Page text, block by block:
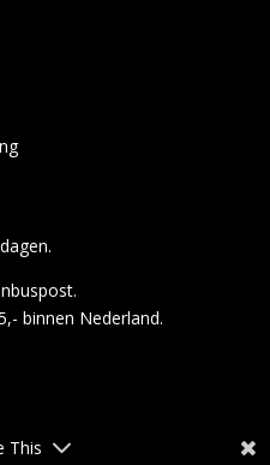
binnen Nederland.
This